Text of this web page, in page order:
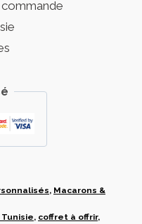
, Macarons &
, coffret à offrir,